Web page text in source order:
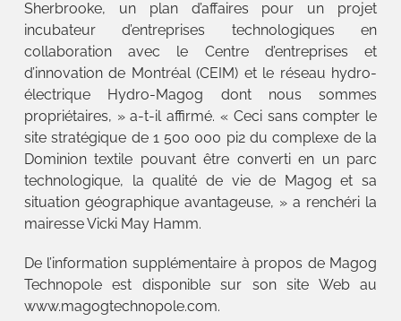
Sherbrooke, un plan d’affaires pour un projet
incubateur d’entreprises technologiques en
collaboration avec le Centre d’entreprises et
d’innovation de Montréal (CEIM) et le réseau hydro-
électrique Hydro-Magog dont nous sommes
propriétaires, » a-t-il affirmé. « Ceci sans compter le
site stratégique de 1 500 000 pi2 du complexe de la
Dominion textile pouvant être converti en un parc
technologique, la qualité de vie de Magog et sa
situation géographique avantageuse, » a renchéri la
mairesse Vicki May Hamm.
De l’information supplémentaire à propos de Magog
Technopole est disponible sur son site Web au
www.magogtechnopole.com.